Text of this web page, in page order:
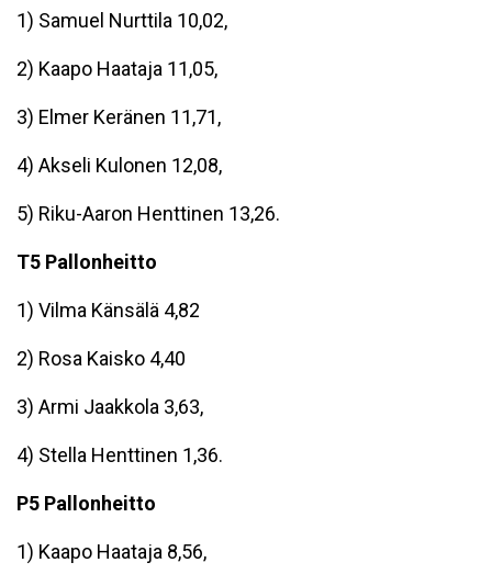
1) Samuel Nurttila 10,02,
2) Kaapo Haataja 11,05,
3) Elmer Keränen 11,71,
4) Akseli Kulonen 12,08,
5) Riku-Aaron Henttinen 13,26.
T5 Pallonheitto
1) Vilma Känsälä 4,82
2) Rosa Kaisko 4,40
3) Armi Jaakkola 3,63,
4) Stella Henttinen 1,36.
P5 Pallonheitto
1) Kaapo Haataja 8,56,